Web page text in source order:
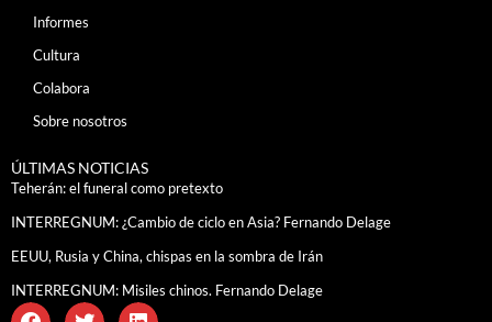
Informes
Cultura
Colabora
Sobre nosotros
ÚLTIMAS NOTICIAS
Teherán: el funeral como pretexto
INTERREGNUM: ¿Cambio de ciclo en Asia? Fernando Delage
EEUU, Rusia y China, chispas en la sombra de Irán
INTERREGNUM: Misiles chinos. Fernando Delage